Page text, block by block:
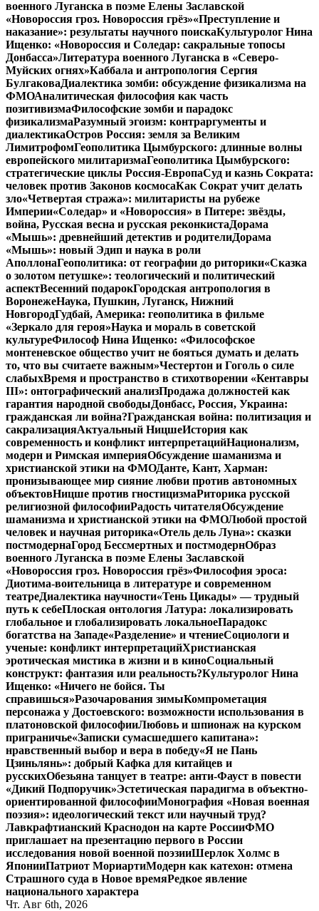
военного Луганска в поэме Елены Заславской
«Новороссия гроз. Новороссия грёз»«Преступление и
наказание»: результаты научного поискаКультуролог Нина
Ищенко: «Новороссия и Соледар: сакральные топосы
Донбасса»Литература военного Луганска в «Северо-
Муйских огнях»Каббала и антропология Сергия
БулгаковаДиалектика зомби: обсуждение физикализма на
ФМОАналитическая философия как часть
позитивизмаФилософские зомби и парадокс
физикализмаРазумный эгоизм: контраргументы и
диалектикаОстров Россия: земля за Великим
ЛимитрофомГеополитика Цымбурского: длинные волны
европейского милитаризмаГеополитика Цымбурского:
стратегические циклы Россия-ЕвропаСуд и казнь Сократа:
человек против Законов космосаКак Сократ учит делать
зло«Четвертая стража»: милитаристы на рубеже
Империи«Соледар» и «Новороссия» в Питере: звёзды,
война, Русская весна и русская реконкистаДорама
«Мышь»: древнейший детектив и родителиДорама
«Мышь»: новый Эдип и наука в роли
АполлонаГеополитика: от географии до риторики«Сказка
о золотом петушке»: теологический и политический
аспектВесенний подарокГородская антропология в
ВоронежеНаука, Пушкин, Луганск, Нижний
НовгородГудбай, Америка: геополитика в фильме
«Зеркало для героя»Наука и мораль в советской
культуреФилософ Нина Ищенко: «Философское
монтеневское общество учит не бояться думать и делать
то, что вы считаете важным»Честертон и Гоголь о силе
слабыхВремя и пространство в стихотворении «Кентавры
III»: онтографический анализПродажа должностей как
гарантия народной свободыДонбасс, Россия, Украина:
гражданская ли война?Гражданская война: политизация и
сакрализацияАктуальный НицшеИстория как
современность и конфликт интерпретацийНационализм,
модерн и Римская империяОбсуждение шаманизма и
христианской этики на ФМОДанте, Кант, Харман:
пронизывающее мир сияние любви против автономных
объектовНицше против гностицизмаРиторика русской
религиозной философииРадость читателяОбсуждение
шаманизма и христианской этики на ФМОЛюбой простой
человек и научная риторика«Отель дель Луна»: сказки
постмодернаГород Бессмертных и постмодернОбраз
военного Луганска в поэме Елены Заславской
«Новороссия гроз. Новороссия грёз»Философия эроса:
Диотима-воительница в литературе и современном
театреДиалектика научности«Тень Цикады» — трудный
путь к себеПлоская онтология Латура: локализировать
глобальное и глобализировать локальноеПарадокс
богатства на Западе«Разделение» и чтениеСоциологи и
ученые: конфликт интерпретацийХристианская
эротическая мистика в жизни и в киноСоциальный
конструкт: фантазия или реальность?Культуролог Нина
Ищенко: «Ничего не бойся. Ты
справишься»Разочарования зимыКомпрометация
персонажа у Достоевского: возможности использования в
платоновской философииЛюбовь и шпионаж на курском
приграничье«Записки сумасшедшего капитана»:
нравственный выбор и вера в победу«Я не Пань
Цзиньлянь»: добрый Кафка для китайцев и
русскихОбезьяна танцует в театре: анти-Фауст в повести
«Дикий Подпоручик»Эстетическая парадигма в объектно-
ориентированной философииМонография «Новая военная
поэзия»: идеологический текст или научный труд?
Лавкрафтианский Краснодон на карте РоссииФМО
приглашает на презентацию первого в России
исследования новой военной поэзииШерлок Холмс в
ЯпонииПатриот МориартиМодерн как катехон: отмена
Страшного суда в Новое времяРедкое явление
национального характера
Чт. Авг 6th, 2026